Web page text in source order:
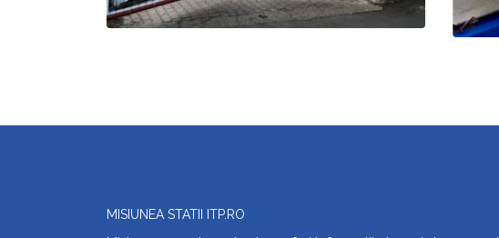
MISIUNEA STATII ITP.RO